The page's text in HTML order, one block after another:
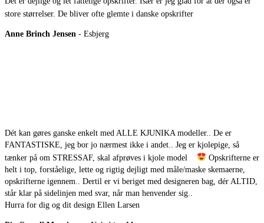
store størrelser. De bliver ofte glemte i danske opskrifter
Anne Brinch Jensen - Esbjerg
Dét kan gøres ganske enkelt med ALLE KJUNIKA modeller.. De er
FANTASTISKE, jeg bor jo nærmest ikke i andet.. Jeg er kjolepige, så
tænker på om STRESSAF, skal afprøves i kjole model
Opskrifterne er
helt i top, forståelige, lette og rigtig dejligt med måle/maske skemaerne,
opskrifterne igennem.. Dertil er vi beriget med designeren bag, dér ALTID,
står klar på sidelinjen med svar, når man henvender sig..
Hurra for dig og dit design Ellen Larsen